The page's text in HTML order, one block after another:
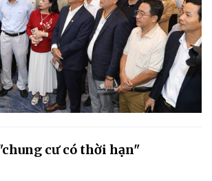
cư có thời hạn"